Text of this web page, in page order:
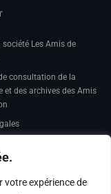
votre expérience de
société Les Amis de
consultation de la
et des archives des Amis